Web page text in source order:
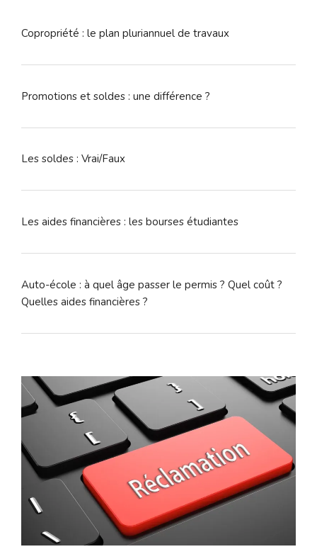
Copropriété : le plan pluriannuel de travaux
Promotions et soldes : une différence ?
Les soldes : Vrai/Faux
Les aides financières : les bourses étudiantes
Auto-école : à quel âge passer le permis ? Quel coût ?
Quelles aides financières ?